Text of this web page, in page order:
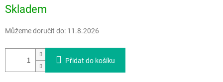
cena:
Skladem
Můžeme doručit do: 11.8.2026
Přidat do košíku